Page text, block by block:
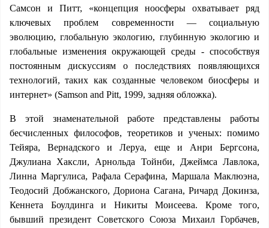
Самсон и Питт, «концепция ноосферы охватывает ряд
ключевых проблем современности — социальную
эволюцию, глобальную экологию, глубинную экологию и
глобальные изменения окружающей среды - способствуя
постоянным дискуссиям о последствиях появляющихся
технологий, таких как созданные человеком биосферы и
интернет» (Samson and Pitt, 1999, задняя обложка).
В этой знаменательной работе представлены работы
бесчисленных философов, теоретиков и ученых: помимо
Тейяра, Вернадского и Леруа, еще и Анри Бергсона,
Джулиана Хаксли, Арнольда Тойнби, Джеймса Лавлока,
Линна Маргулиса, Рафала Серафина, Маршала Маклюэна,
Теодосий Добжанского, Дориона Сагана, Ричард Докинза,
Кеннета Боулдинга и Никиты Моисеева. Кроме того,
бывший президент Советского Союза Михаил Горбачев,